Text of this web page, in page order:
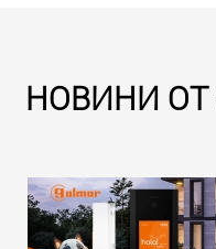
НОВИНИ ОТ